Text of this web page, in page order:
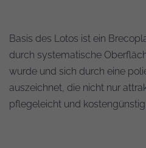
Basis des Lotos ist ein
durch systematische
wurde und sich durch eine
auszeichnet, die nicht nur
pflegeleicht und kostengünstig